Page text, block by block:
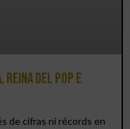
reina del pop e
de cifras ni récords en